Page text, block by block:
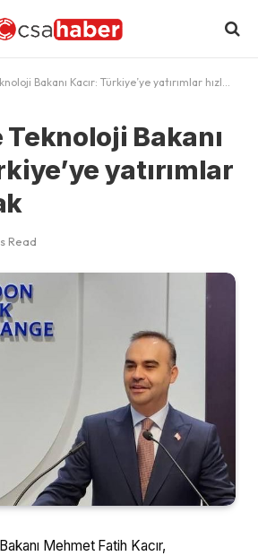
Bakanı Kacır: Türkiye’ye yatırımlar hızlanacak
Teknoloji Bakanı
yatırımlar
Read
Mehmet Fatih Kacır,